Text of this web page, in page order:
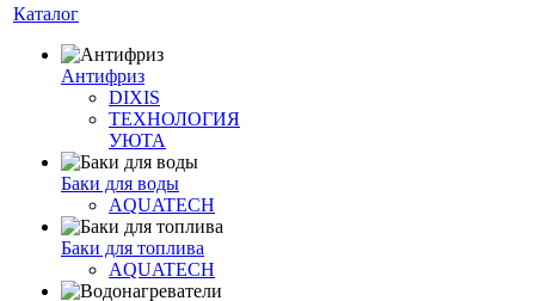
Каталог
Антифриз
DIXIS
ТЕХНОЛОГИЯ
УЮТА
Баки для воды
AQUATECH
Баки для топлива
AQUATECH